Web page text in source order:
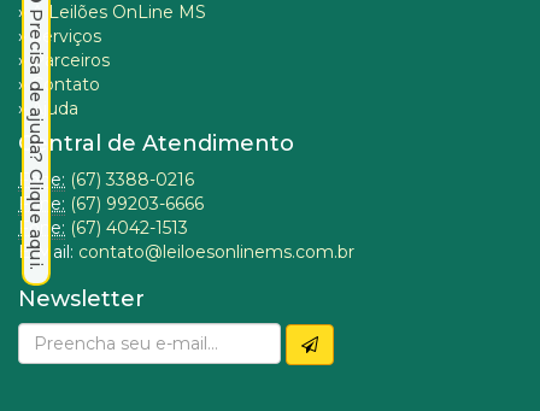
»A Leilões OnLine MS
»Serviços
»Parceiros
»Contato
»Ajuda
Central de Atendimento
Fone: (67) 3388-0216
Fone: (67) 99203-6666
Fone: (67) 4042-1513
E-Mail: contato@leiloesonlinems.com.br
Newsletter
Precisa de ajuda? Clique aqui.